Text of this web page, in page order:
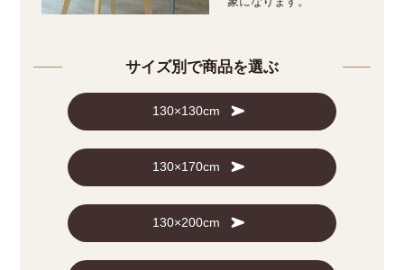
サイズ別で商品を選ぶ
130×130cm
130×170cm
130×200cm